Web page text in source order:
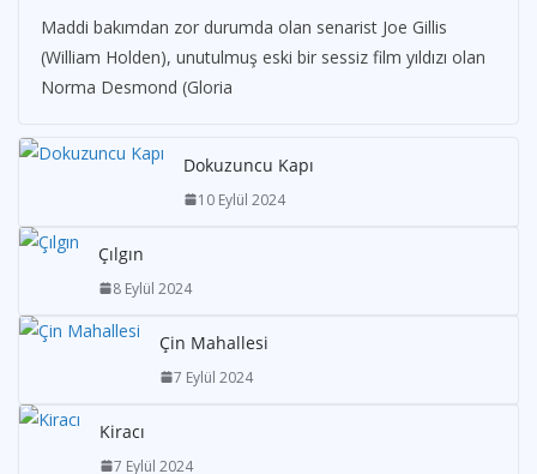
Maddi bakımdan zor durumda olan senarist Joe Gillis
(William Holden), unutulmuş eski bir sessiz film yıldızı olan
Norma Desmond (Gloria
Dokuzuncu Kapı
10 Eylül 2024
Çılgın
8 Eylül 2024
Çin Mahallesi
7 Eylül 2024
Kiracı
7 Eylül 2024